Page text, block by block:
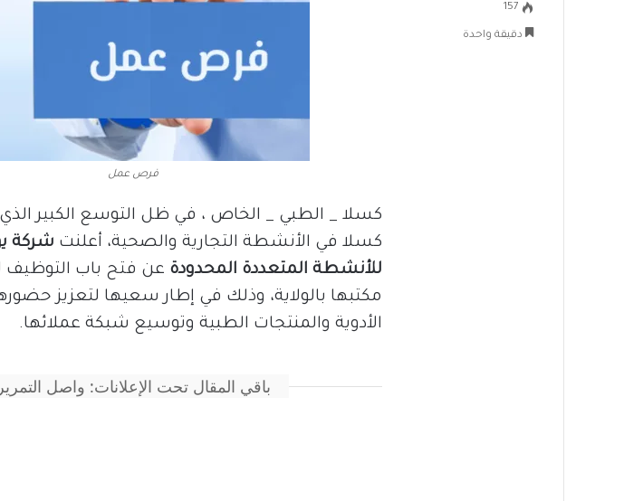
فرص عمل
كسلا _ الطبي _ الخاص ، في ظل التوسع الكبير
كسلا في الأنشطة التجارية والصحية، أعلنت شركة
للأنشطة المتعددة المحدودة عن فتح باب التوظيف
مكتبها بالولاية، وذلك في إطار سعيها لتعزيز
الأدوية والمنتجات الطبية وتوسيع شبكة عملائها.
باقي المقال تحت الإعلانات: واصل التمرير
157
دقيقة واحدة